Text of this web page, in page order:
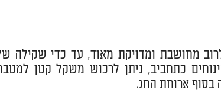
לרוב מחושבת ומדויקת מאוד, עד כדי שקילה
כתחביב, ניתן לרכוש משקל קטן
בסוף ארוחת החג.